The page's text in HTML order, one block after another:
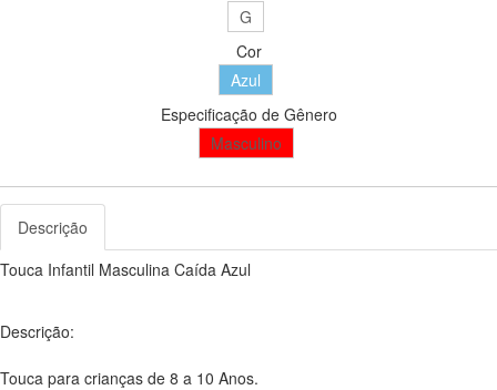
G
Cor
Azul
Especificação de Gênero
Masculino
Descrição
Touca Infantil Masculina Caída Azul
Descrição:
Touca para crianças de 8 a 10 Anos.